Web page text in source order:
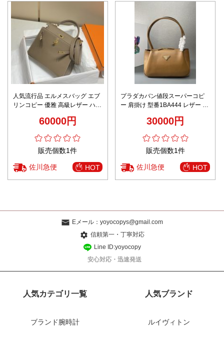
人気流行品 エルメスバッグ エブ
リンコピー 優雅 高級レザー ハン
60000円
販売個数1件
佐川急便 HOT
プラダカバン値段スーパーコピ
ー 肩掛け 型番1BA444 レザー 牛
容量 持ちバッグ ブラウン
30000円
販売個数1件
佐川急便 HOT
Eメール： yoyocopys@gmail.com
信頼第一・丁寧対応
Line ID:yoyocopy
安心対応・迅速発送
人気カテゴリ一覧
ブランド腕時計
人気ブランド
ルイヴィトン